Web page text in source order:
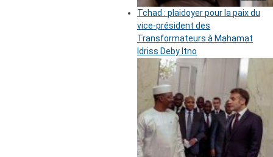
Tchad : plaidoyer pour la paix du
vice-président des
Transformateurs à Mahamat
Idriss Deby Itno